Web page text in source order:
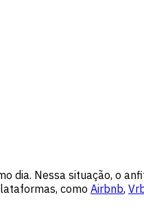
dia. Nessa situação, o
como Airbnb,